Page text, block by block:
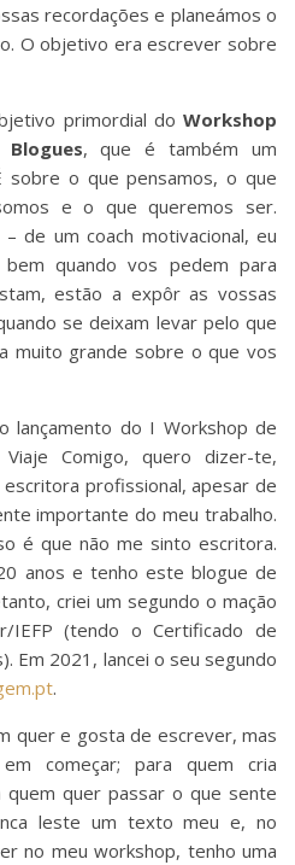
recordações e planeámos o
O objetivo era escrever sobre
primordial do Workshop
, que é também um
sobre o que pensamos, o que
e o que queremos ser.
de um coach motivacional, eu
quando vos pedem para
estão a expôr as vossas
se deixam levar pelo que
muito grande sobre o que vos
lançamento do I Workshop de
Comigo, quero dizer-te,
profissional, apesar de
importante do meu trabalho.
é que não me sinto escritora.
anos e tenho este blogue de
criei um segundo o mação
IEFP (tendo o Certificado de
Em 2021, lancei o seu segundo
.
quer e gosta de escrever, mas
começar; para quem cria
quer passar o que sente
leste um texto meu e, no
no meu workshop, tenho uma